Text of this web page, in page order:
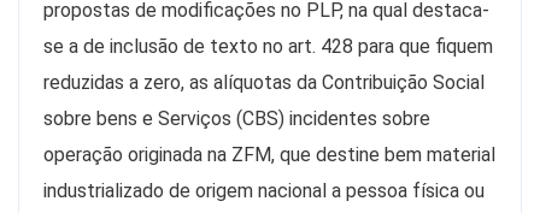
propostas de modificações no PLP, na qual destaca-
se a de inclusão de texto no art. 428 para que fiquem
reduzidas a zero, as alíquotas da Contribuição Social
sobre bens e Serviços (CBS) incidentes sobre
operação originada na ZFM, que destine bem material
industrializado de origem nacional a pessoa física ou